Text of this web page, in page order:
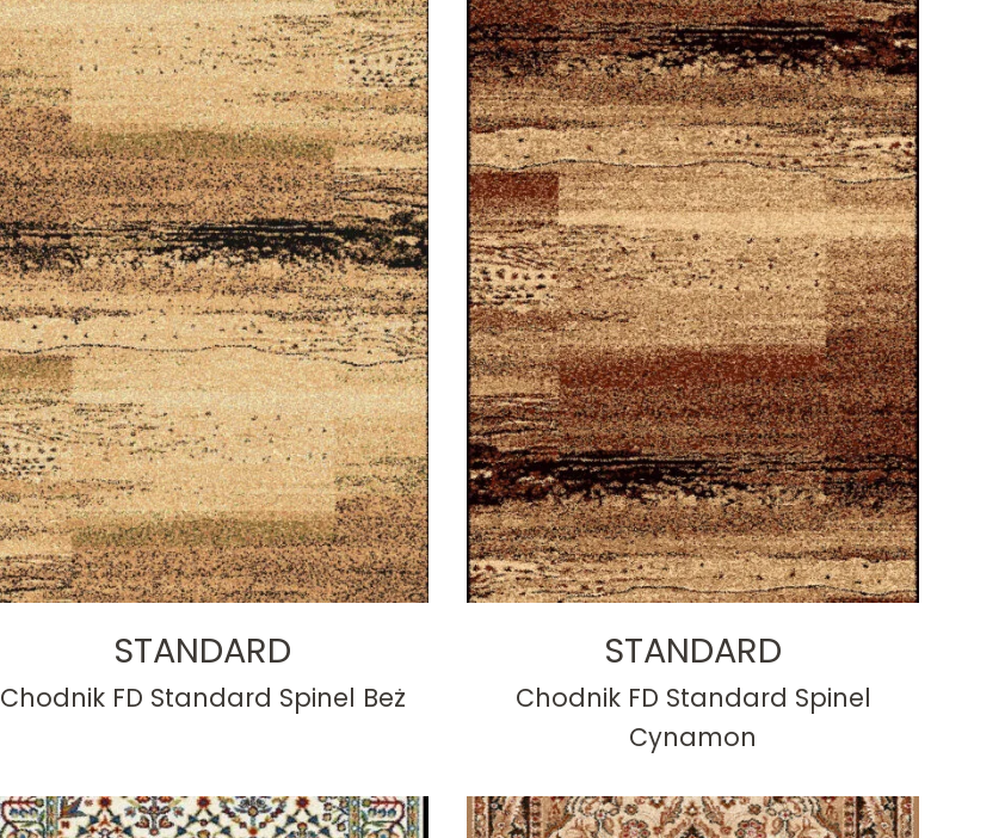
STANDARD
Chodnik FD Standard Spinel Beż
STANDARD
Chodnik FD Standard Spinel
Cynamon